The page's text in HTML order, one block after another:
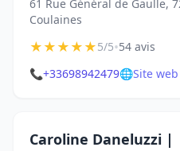
61 Rue Général de Gaulle,
Coulaines
★★★★★5/5•54 avis
📞+33698942479🌐Site web
Caroline Daneluzzi |